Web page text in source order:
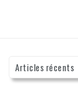
Articles récents